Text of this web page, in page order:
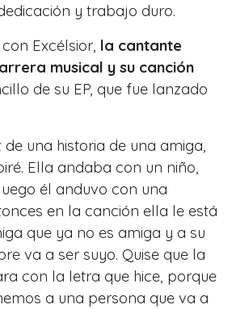
y trabajo duro.
Excélsior, la cantante
musical y su canción
de su EP, que fue lanzado
una historia de una amiga,
Ella andaba con un niño,
él anduvo con una
en la canción ella le está
que ya no es amiga y a su
va a ser suyo. Quise que la
con la letra que hice, porque
a una persona que va a